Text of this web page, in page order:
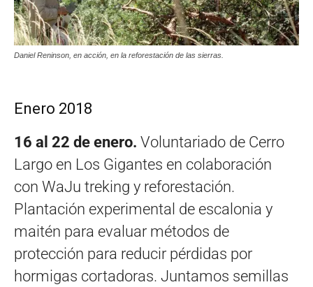
Daniel Reninson, en acción, en la reforestación de las sierras.
Enero 2018
16 al 22 de enero. Voluntariado de Cerro
Largo en Los Gigantes en colaboración
con WaJu treking y reforestación.
Plantación experimental de escalonia y
maitén para evaluar métodos de
protección para reducir pérdidas por
hormigas cortadoras. Juntamos semillas